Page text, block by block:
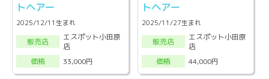
トヘアー
2025/12/11生まれ
販売店
エスポット小田原
店
価格
33,000円
トヘアー
2025/11/27生まれ
販売店
エスポット小田原
店
価格
44,000円